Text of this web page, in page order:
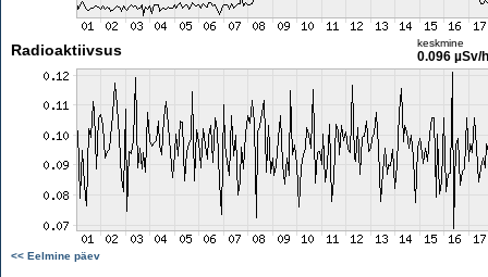
Radioaktiivsus keskmine
0.096 µSv/h
<< Eelmine päev